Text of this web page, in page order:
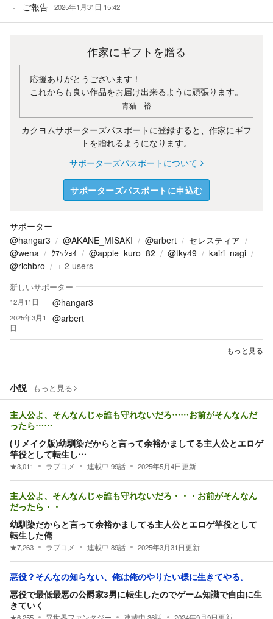
ご報告 2025年1月31日 15:42
作家にギフトを贈る
応援ありがとうございます！
これからも良い作品をお届け出来るように頑張ります。
青猫 裕
カクヨムサポーターズパスポートに登録すると、作家にギフ
トを贈れるようになります。
サポーターズパスポートについて
サポーターズパスポートに申込む
サポーター
@hangar3
@AKANE_MISAKI @arbert
セレスティア
@wena
ｸﾏｯｼｮｲ @apple_kuro_82 @tky49
kairi_nagi
@richbro
+ 2 users
新しいサポーター
12月11日 @hangar3
2025年3月1
日
@arbert
もっと見る
小説 もっと見る
主人公よ、そんなんじゃ誰も守れないだろ……お前がそんなんだ
ったら……
(リメイク版)幼馴染だからと言って余裕かましてる主人公とエロゲ
竿役として転生し…
★3,011 ラブコメ 連載中 99話 2025年5月4日更新
主人公よ、そんなんじゃ誰も守れないだろ・・・お前がそんなん
だったら・・
幼馴染だからと言って余裕かましてる主人公とエロゲ竿役として
転生した俺
★7,263 ラブコメ 連載中 89話 2025年3月31日更新
悪役？そんなの知らない、俺は俺のやりたい様に生きてやる。
悪役で最低最悪の公爵家3男に転生したのでゲーム知識で自由に生
きていく